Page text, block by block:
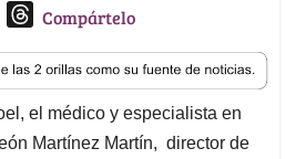
T
r
e
a
d
Compártelo
el médico y especialista en
Martínez Martín, director de